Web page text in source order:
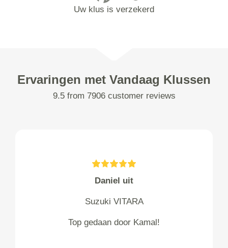
Uw klus is verzekerd
Ervaringen met Vandaag Klussen
9.5 from 7906 customer reviews
Daniel uit
Suzuki VITARA
Top gedaan door Kamal!